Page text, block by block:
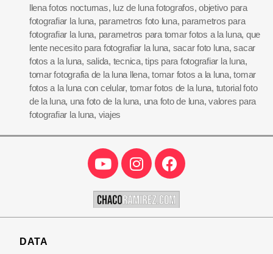
llena fotos nocturnas, luz de luna fotografos,objetivo para
fotografiar la luna, parametros foto luna, parametros para
fotografiar la luna, parametros para tomar fotos a la luna, que
lente necesito para fotografiar la luna, sacar foto luna,sacar
fotos a la luna, salida, tecnica,tips para fotografiar la luna,
tomar fotografia de la luna llena,tomar fotos a la luna,tomar
fotos a la luna con celular, tomar fotos de la luna, tutorial foto
de la luna, una foto de la luna, una foto de luna,valores para
fotografiar la luna, viajes
DATA